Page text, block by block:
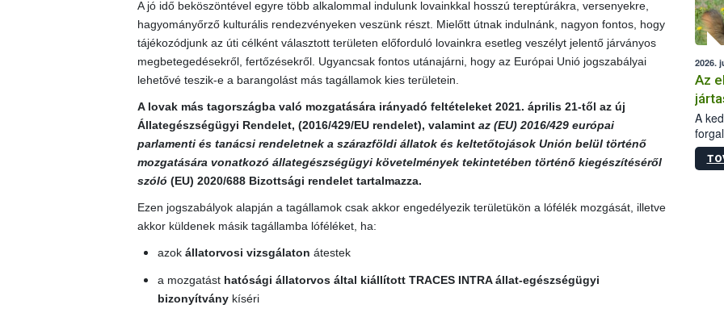
A jó idő beköszöntével egyre több alkalommal indulunk lovainkkal hosszú tereptúrákra, versenyekre,
hagyományőrző kulturális rendezvényeken veszünk részt. Mielőtt útnak indulnánk, nagyon fontos, hogy
tájékozódjunk az úti célként választott területen előforduló lovainkra esetleg veszélyt jelentő járványos
megbetegedésekről, fertőzésekről. Ugyancsak fontos utánajárni, hogy az Európai Unió jogszabályai
lehetővé teszik-e a barangolást más tagállamok kies területein.
A lovak más tagországba való mozgatására irányadó feltételeket 2021. április 21-től az új
Állategészségügyi Rendelet, (2016/429/EU rendelet), valamint az (EU) 2016/429 európai
parlamenti és tanácsi rendeletnek a szárazföldi állatok és keltetőtojások Unión belül történő
mozgatására vonatkozó állategészségügyi követelmények tekintetében történő kiegészítéséről
szóló (EU) 2020/688Bizottsági rendelet tartalmazza.
Ezen jogszabályok alapján a tagállamok csak akkor engedélyezik területükön a lófélék mozgását, illetve
akkor küldenek másik tagállamba lóféléket, ha:
azok állatorvosi vizsgálaton átestek
a mozgatást hatósági állatorvos által kiállított TRACES INTRA állat-egészségügyi
bizonyítványkíséri
2026.
Az
A